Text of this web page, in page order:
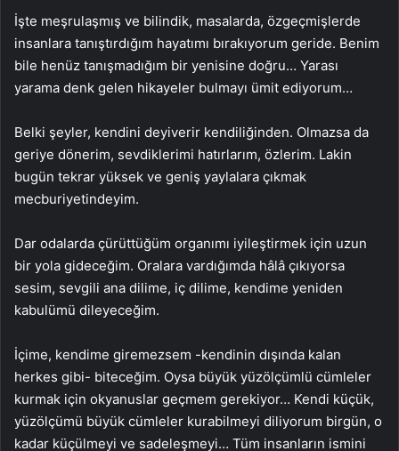
İşte meşrulaşmış ve bilindik, masalarda, özgeçmişlerde
insanlara tanıştırdığım hayatımı bırakıyorum geride. Benim
bile henüz tanışmadığım bir yenisine doğru… Yarası
yarama denk gelen hikayeler bulmayı ümit ediyorum…
Belki şeyler, kendini deyiverir kendiliğinden. Olmazsa da
geriye dönerim, sevdiklerimi hatırlarım, özlerim. Lakin
bugün tekrar yüksek ve geniş yaylalara çıkmak
mecburiyetindeyim.
Dar odalarda çürüttüğüm organımı iyileştirmek için uzun
bir yola gideceğim. Oralara vardığımda hâlâ çıkıyorsa
sesim, sevgili ana dilime, iç dilime, kendime yeniden
kabulümü dileyeceğim.
İçime, kendime giremezsem -kendinin dışında kalan
herkes gibi- biteceğim. Oysa büyük yüzölçümlü cümleler
kurmak için okyanuslar geçmem gerekiyor… Kendi küçük,
yüzölçümü büyük cümleler kurabilmeyi diliyorum birgün, o
kadar küçülmeyi ve sadeleşmeyi… Tüm insanların ismini